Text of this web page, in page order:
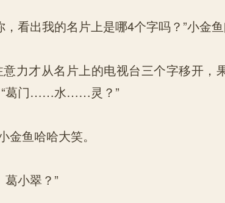
看出我的名片上是哪4个字吗？”小金鱼
才从名片上的电视台三个字移开，
“葛门……水……灵？”
鱼哈哈大笑。
小翠？”